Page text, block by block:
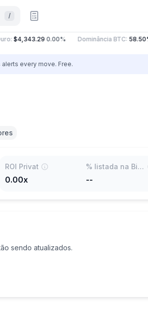
/
:$4,343.29 0.00% Dominância BTC:58.50%
alerts every move. Free.
ROI Privat
0.00x
% listada na Binance
--
sendo atualizados.